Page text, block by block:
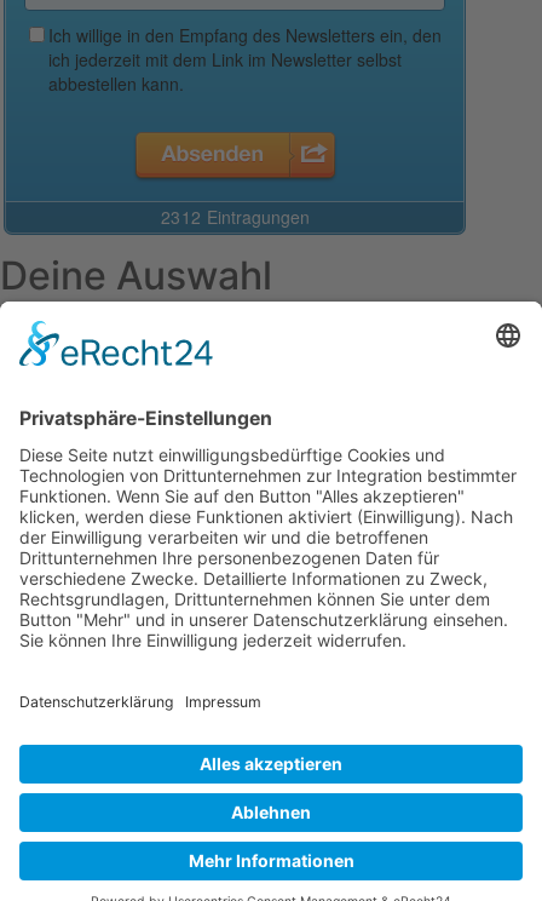
Deine Auswahl
Startseite
Aktuelles Blog
Ausgaben online lesen
Über uns
Startseite
Datenschutzerklärung
Widerrufsbelehrung
Mediadaten 2026
Allgemeine Geschäftsbedingungen
Impressum
Kontakt
Datenschutzerklärung
Widerrufsbelehrung
Mediadaten 2026
Allgemeine Geschäftsbedingungen
Impressum
Magazin bestellen